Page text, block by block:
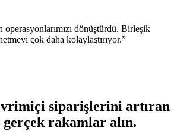
operasyonlarımızı dönüştürdü. Birleşik
çok daha kolaylaştırıyor.”
siparişlerini artıran
rakamlar alın.